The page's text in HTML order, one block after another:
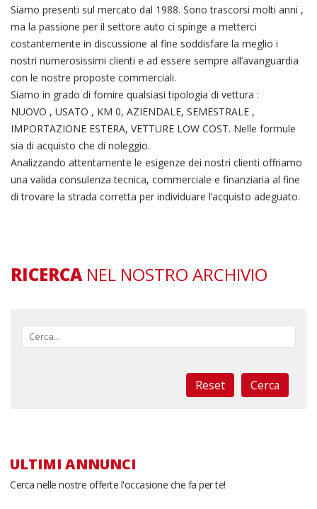
Siamo presenti sul mercato dal 1988. Sono trascorsi molti anni ,
ma la passione per il settore auto ci spinge a metterci
costantemente in discussione al fine soddisfare la meglio i
nostri numerosissimi clienti e ad essere sempre all’avanguardia
con le nostre proposte commerciali.
Siamo in grado di fornire qualsiasi tipologia di vettura :
NUOVO , USATO , KM 0, AZIENDALE, SEMESTRALE ,
IMPORTAZIONE ESTERA, VETTURE LOW COST. Nelle formule
sia di acquisto che di noleggio.
Analizzando attentamente le esigenze dei nostri clienti offriamo
una valida consulenza tecnica, commerciale e finanziaria al fine
di trovare la strada corretta per individuare l’acquisto adeguato.
RICERCANEL NOSTRO ARCHIVIO
Reset
ULTIMI ANNUNCI
Cerca nelle nostre offerte l'occasione che fa per te!